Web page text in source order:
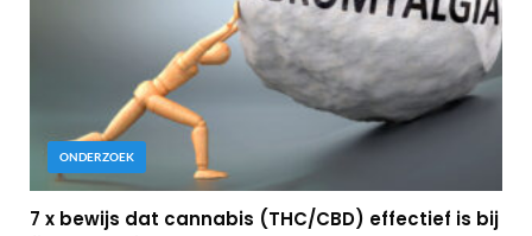
ONDERZOEK
7 x bewijs dat cannabis (THC/CBD) effectief is bij